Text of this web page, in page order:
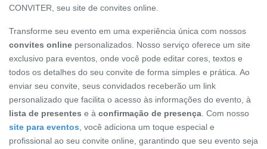
CONVITER, seu site de convites online.
Transforme seu evento em uma experiência única com nossos
convites online personalizados. Nosso serviço oferece um site
exclusivo para eventos, onde você pode editar cores, textos e
todos os detalhes do seu convite de forma simples e prática. Ao
enviar seu convite, seus convidados receberão um link
personalizado que facilita o acesso às informações do evento, à
lista de presentes e à confirmação de presença . Com nosso
site para eventos , você adiciona um toque especial e
profissional ao seu convite online, garantindo que seu evento seja